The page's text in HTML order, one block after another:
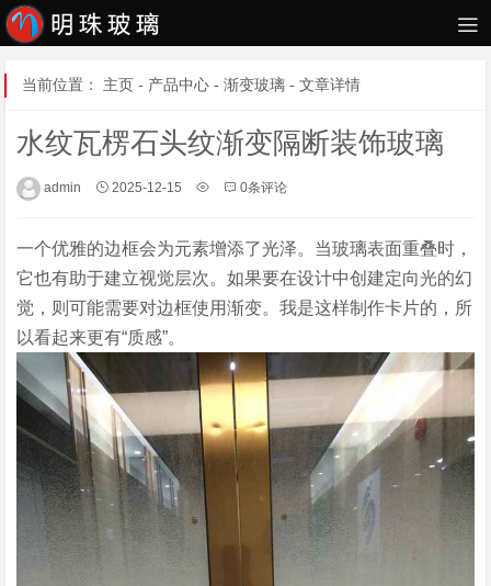
当前位置： 主页 - 产品中心 - 渐变玻璃 - 文章详情
水纹瓦楞石头纹渐变隔断装饰玻璃
admin 2025-12-15 0条评论
一个优雅的边框会为元素增添了光泽。当玻璃表面重叠时，
它也有助于建立视觉层次。如果要在设计中创建定向光的幻
觉，则可能需要对边框使用渐变。我是这样制作卡片的，所
以看起来更有“质感”。